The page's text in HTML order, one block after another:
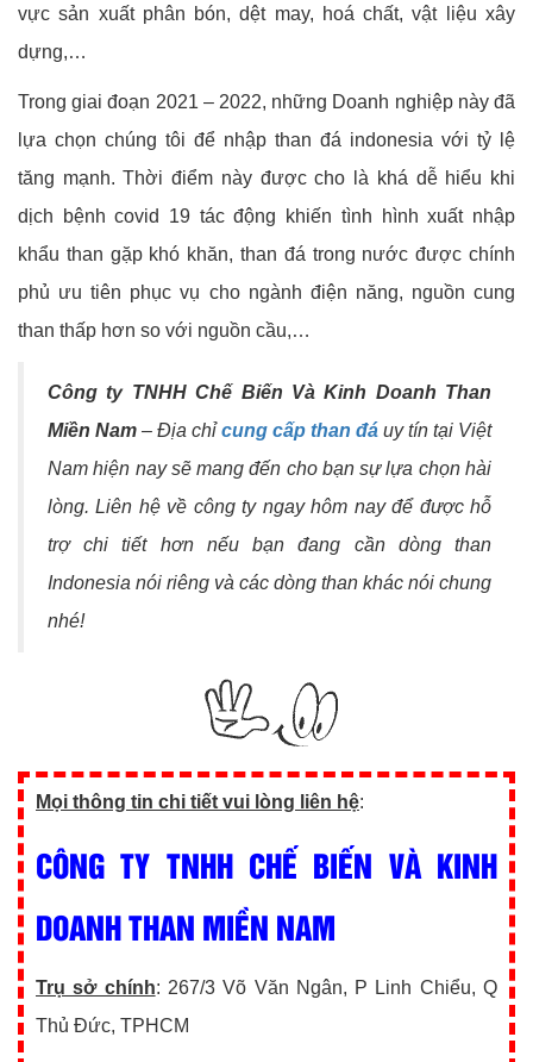
vực sản xuất phân bón, dệt may, hoá chất, vật liệu xây
dựng,…
Trong giai đoạn 2021 – 2022, những Doanh nghiệp này đã
lựa chọn chúng tôi để nhập than đá indonesia với tỷ lệ
tăng mạnh. Thời điểm này được cho là khá dễ hiểu khi
dịch bệnh covid 19 tác động khiến tình hình xuất nhập
khẩu than gặp khó khăn, than đá trong nước được chính
phủ ưu tiên phục vụ cho ngành điện năng, nguồn cung
than thấp hơn so với nguồn cầu,…
Công ty TNHH Chế Biến Và Kinh Doanh Than
Miền Nam – Địa chỉcung cấp than đá uy tín tại Việt
Nam hiện nay sẽ mang đến cho bạn sự lựa chọn hài
lòng. Liên hệ về công ty ngay hôm nay để được hỗ
trợ chi tiết hơn nếu bạn đang cần dòng than
Indonesia nói riêng và các dòng than khác nói chung
nhé!
Mọi thông tin chi tiết vui lòng liên hệ:
CÔNG TY TNHH CHẾ BIẾN VÀ KINH
DOANH THAN MIỀN NAM
Trụ sở chính: 267/3 Võ Văn Ngân, P Linh Chiểu, Q
Thủ Đức, TPHCM